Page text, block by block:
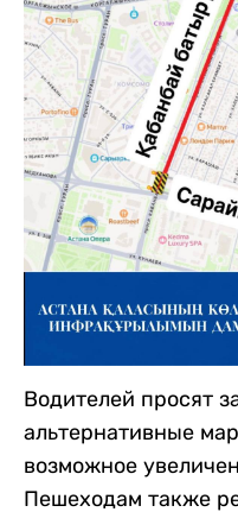
Водителей просят
альтернативные
возможное
Пешеходам также